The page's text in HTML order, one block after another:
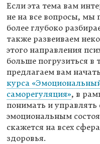
Если эта тема вам
не на все вопросы, мы
более глубоко
также развеиваем
этого направления
больше погрузиться в
предлагаем вам
курса
саморегуляция», в
понимать и управлять
эмоциональным
скажется на всех
здоровья.